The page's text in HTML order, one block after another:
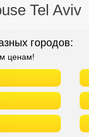
Tel Aviv
городов:
ценам!